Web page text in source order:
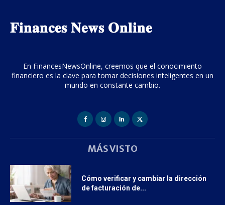
𝐅𝐢𝐧𝐚𝐧𝐜𝐞𝐬 𝐍𝐞𝐰𝐬 𝐎𝐧𝐥𝐢𝐧𝐞
En FinancesNewsOnline, creemos que el conocimiento
financiero es la clave para tomar decisiones inteligentes en un
mundo en constante cambio.
MÁS VISTO
Cómo verificar y cambiar la dirección
de facturación de...